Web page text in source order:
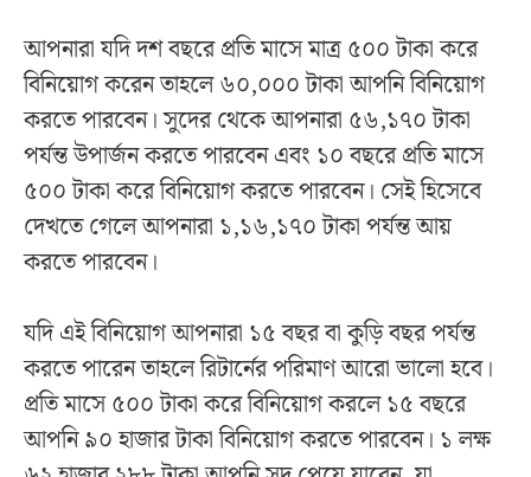
আপনারা যদি দশ বছরে প্রতি মাসে মাত্র ৫০০ টাকা করে
বিনিয়োগ করেন তাহলে ৬০,০০০ টাকা আপনি বিনিয়োগ
করতে পারবেন। সুদের থেকে আপনারা ৫৬,১৭০ টাকা
পর্যন্ত উপার্জন করতে পারবেন এবং ১০ বছরে প্রতি মাসে
৫০০ টাকা করে বিনিয়োগ করতে পারবেন। সেই হিসেবে
দেখতে গেলে আপনারা ১,১৬,১৭০ টাকা পর্যন্ত আয়
করতে পারবেন।
যদি এই বিনিয়োগ আপনারা ১৫ বছর বা কুড়ি বছর পর্যন্ত
করতে পারেন তাহলে রিটার্নের পরিমাণ আরো ভালো হবে।
প্রতি মাসে ৫০০ টাকা করে বিনিয়োগ করলে ১৫ বছরে
আপনি ৯০ হাজার টাকা বিনিয়োগ করতে পারবেন। ১ লক্ষ